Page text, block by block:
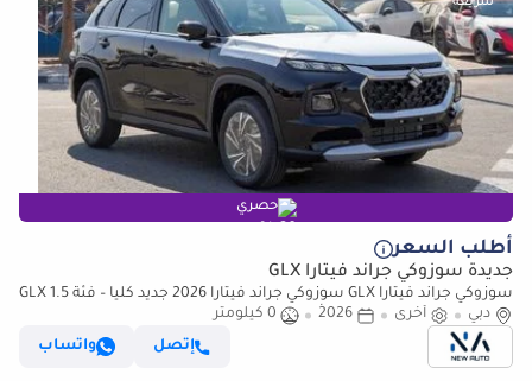
حصري
أطلب السعر
جديدة سوزوكي جراند فيتارا GLX
سوزوكي جراند فيتارا GLX سوزوكي جراند فيتارا 2026 جديد كلياً – فئة GLX 1.5
لتر هايبرد 4 سلندر مواصفات أفريقية – للتصدير فقط (للتصدير فقط)
دبي أخرى 2026
0 كيلومتر
إتصل
واتساب